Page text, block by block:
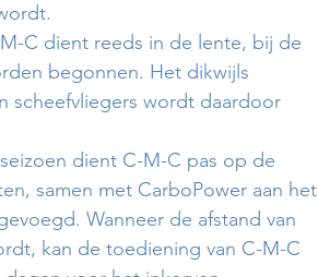
C dient reeds in de lente, bij de
begonnen. Het dikwijls
scheefvliegers wordt daardoor
dient C-M-C pas op de
samen met CarboPower aan het
Wanneer de afstand van
kan de toediening van C-M-C